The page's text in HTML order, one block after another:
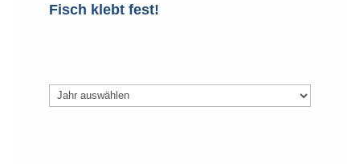
Fisch klebt fest!
Archiv